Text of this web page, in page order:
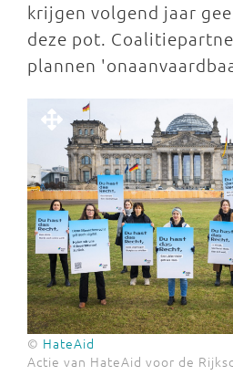
krijgen volgend jaar
deze pot.
plannen
© HateAid
Actie van HateAid voor de